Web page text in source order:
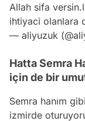
Allah sifa
ihtiyaci olanlara
— aliyuzuk
Hatta Semra
için de bir umut
Semra hanım
izmirde